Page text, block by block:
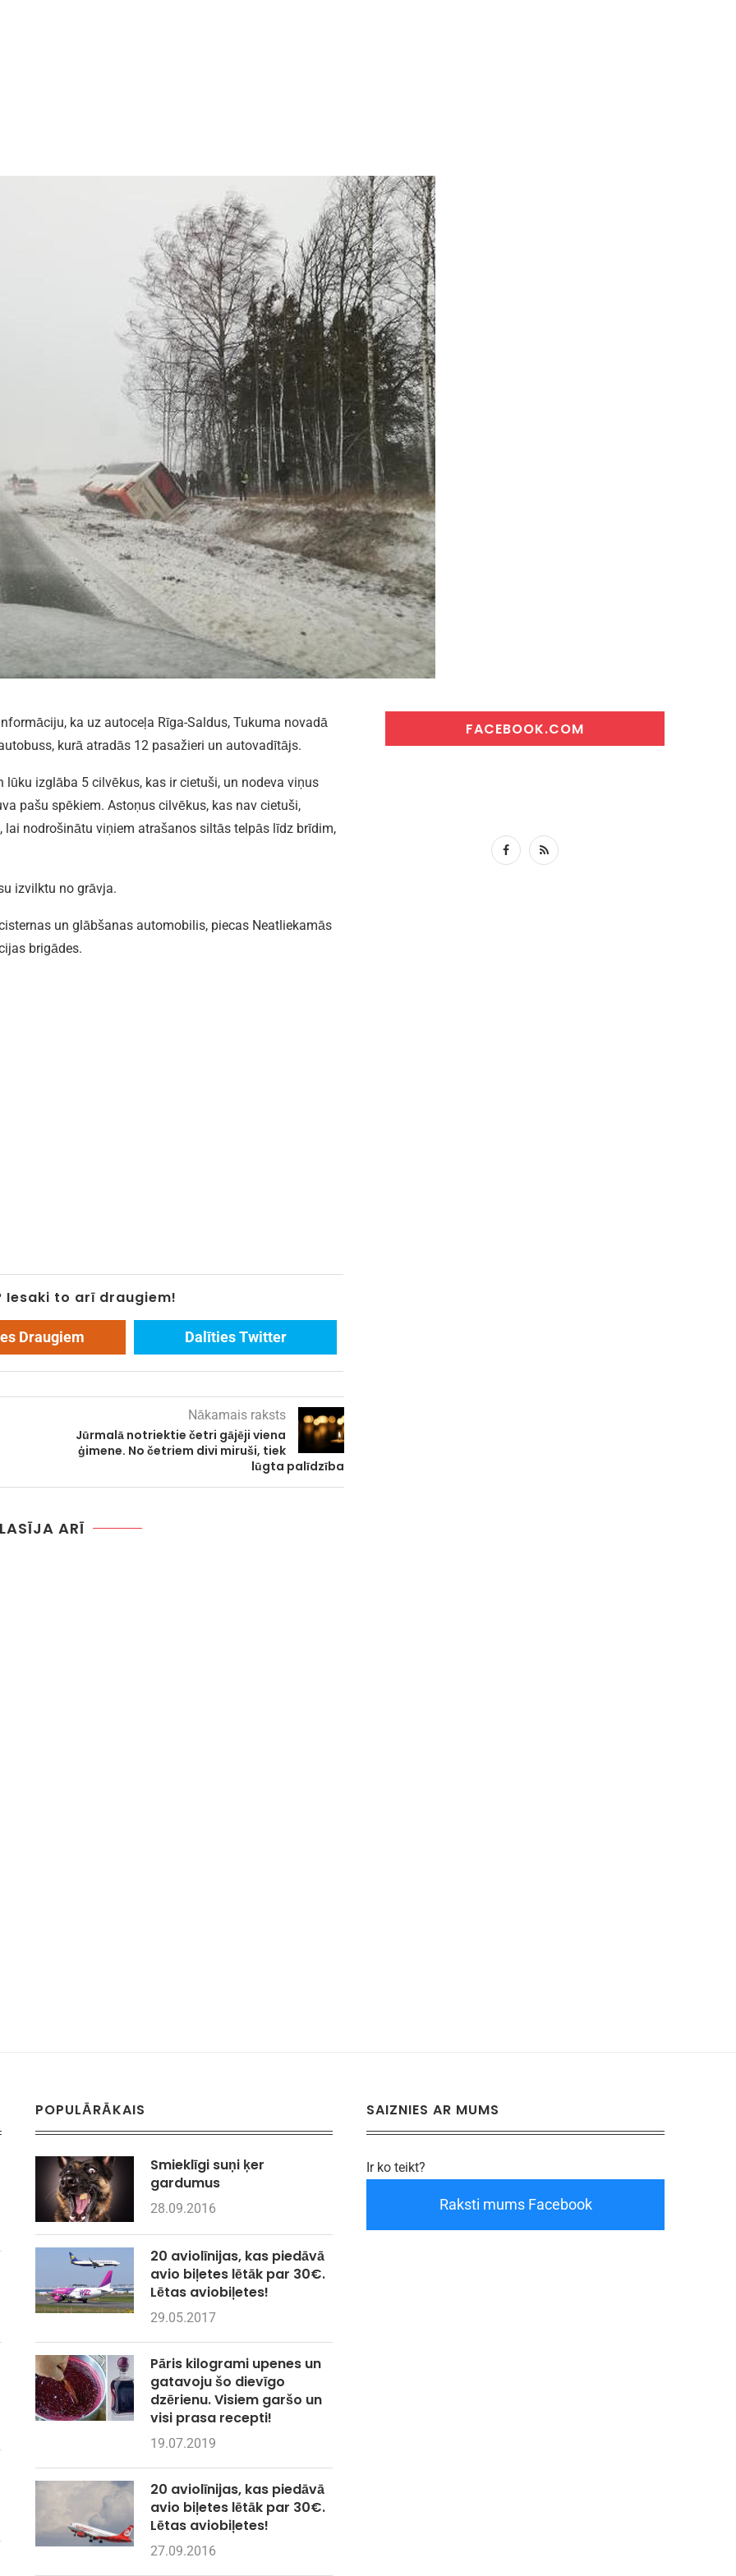
ka uz autoceļa Rīga-Saldus, Tukuma novadā
kurā atradās 12 pasažieri un autovadītājs.
izglāba 5 cilvēkus, kas ir cietuši, un nodeva viņus
pašu spēkiem. Astoņus cilvēkus, kas nav cietuši,
nodrošinātu viņiem atrašanos siltās telpās līdz brīdim,
izvilktu no grāvja.
un glābšanas automobilis, piecas Neatliekamās
brigādes.
Iesaki to arī draugiem!
Draugiem Dalīties Twitter
Nākamais raksts
Jūrmalā notriektie četri gājēji viena
ģimene. No četriem divi miruši, tiek
lūgta palīdzība
ARĪ
FACEBOOK.COM
POPULĀRĀKAIS
Smieklīgi suņi ķer
gardumus
28.09.2016
20 aviolīnijas, kas piedāvā
avio biļetes lētāk par 30€.
Lētas aviobiļetes!
29.05.2017
Pāris kilogrami upenes un
gatavoju šo dievīgo
dzērienu. Visiem garšo un
visi prasa recepti!
19.07.2019
20 aviolīnijas, kas piedāvā
avio biļetes lētāk par 30€.
Lētas aviobiļetes!
27.09.2016
SAIZNIES AR MUMS
Ir ko teikt?
Raksti mums Facebook